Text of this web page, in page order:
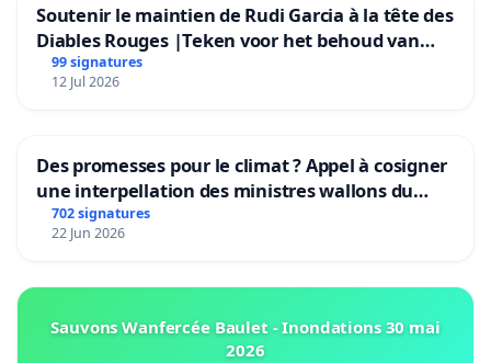
Soutenir le maintien de Rudi Garcia à la tête des
Diables Rouges |Teken voor het behoud van
Rudi Garcia als bondscoach
99 signatures
12 Jul 2026
Des promesses pour le climat ? Appel à cosigner
une interpellation des ministres wallons du
climat et de l’environnement.
702 signatures
22 Jun 2026
Sauvons Wanfercée Baulet - Inondations 30 mai
2026